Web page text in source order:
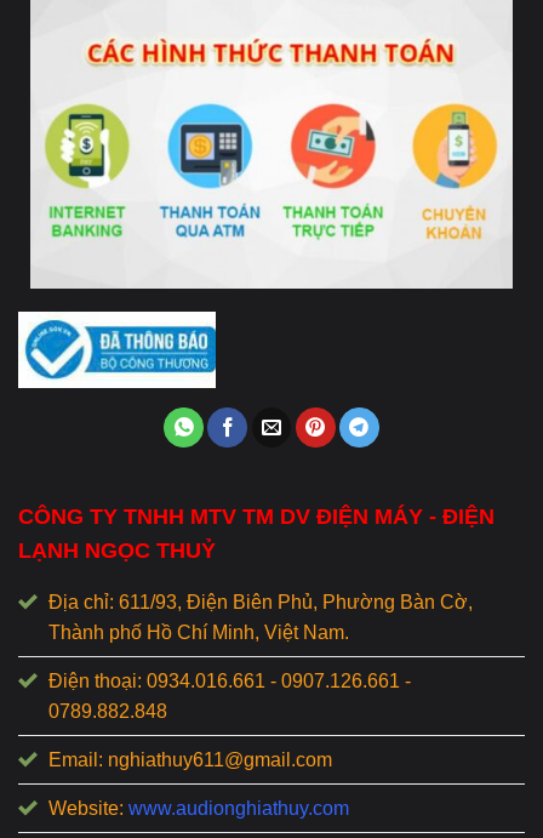
CÔNG TY TNHH MTV TM DV ĐIỆN MÁY - ĐIỆN
LẠNH NGỌC THUỶ
Địa chỉ: 611/93, Điện Biên Phủ, Phường Bàn Cờ,
Thành phố Hồ Chí Minh, Việt Nam.
Điện thoại: 0934.016.661 - 0907.126.661 -
0789.882.848
Email: nghiathuy611@gmail.com
Website: www.audionghiathuy.com